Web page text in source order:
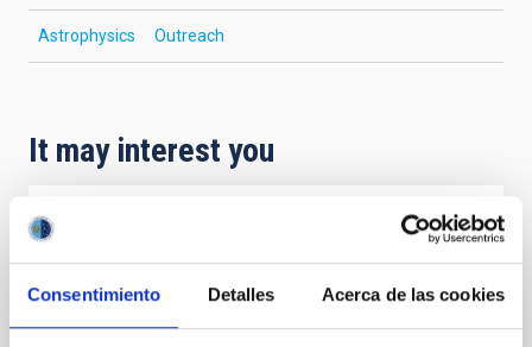
Consentimiento Detalles Acerca de las cookies
Astrophysics Outreach
It may interest you
Communications